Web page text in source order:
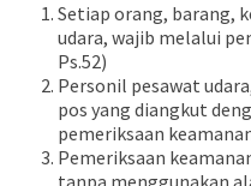
Setiap orang, barang,
udara, wajib melalui
Ps.52)
Personil pesawat
pos yang diangkut
pemeriksaan
Pemeriksaan